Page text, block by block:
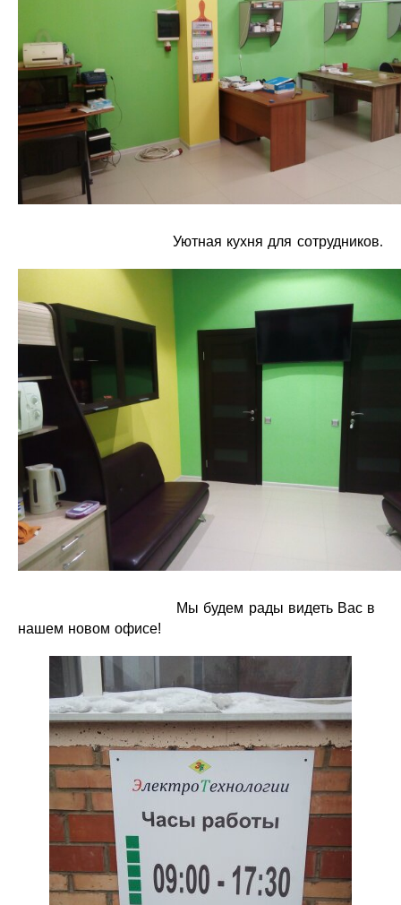
Уютная кухня для сотрудников.
Мы будем рады видеть Вас в
нашем новом офисе!